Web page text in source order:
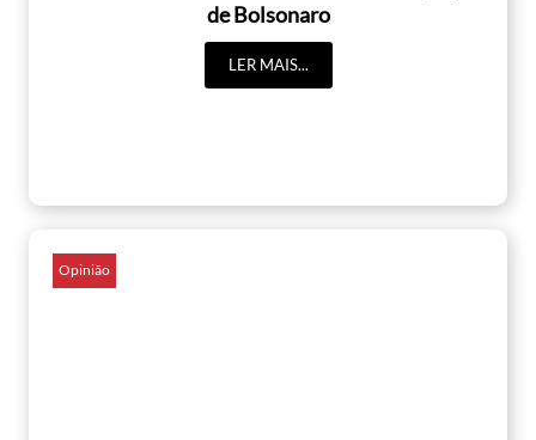
de Bolsonaro
LER MAIS...
Opinião